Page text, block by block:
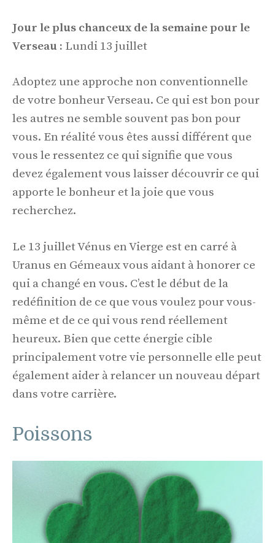
Jour le plus chanceux de la semaine pour le
Verseau : Lundi 13 juillet
Adoptez une approche non conventionnelle
de votre bonheur Verseau. Ce qui est bon pour
les autres ne semble souvent pas bon pour
vous. En réalité vous êtes aussi différent que
vous le ressentez ce qui signifie que vous
devez également vous laisser découvrir ce qui
apporte le bonheur et la joie que vous
recherchez.
Le 13 juillet Vénus en Vierge est en carré à
Uranus en Gémeaux vous aidant à honorer ce
qui a changé en vous. C’est le début de la
redéfinition de ce que vous voulez pour vous-
même et de ce qui vous rend réellement
heureux. Bien que cette énergie cible
principalement votre vie personnelle elle peut
également aider à relancer un nouveau départ
dans votre carrière.
Poissons